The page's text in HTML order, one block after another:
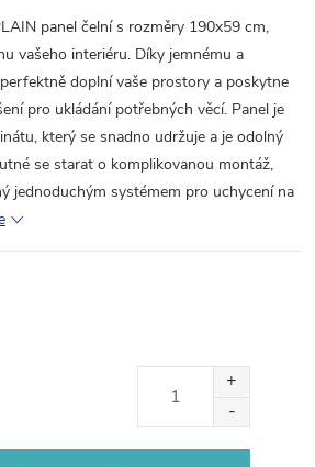
panel čelní s rozměry 190x59 cm,
vašeho interiéru. Díky jemnému a
doplní vaše prostory a poskytne
pro ukládání potřebných věcí. Panel je
který se snadno udržuje a je odolný
se starat o komplikovanou montáž,
jednoduchým systémem pro uchycení na